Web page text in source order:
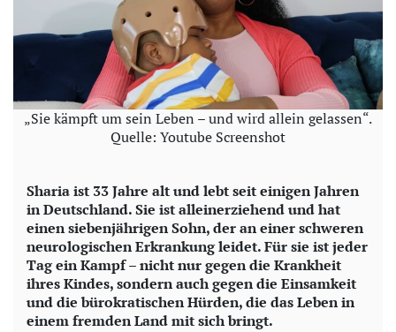
„Sie kämpft um sein Leben – und wird allein gelassen“.
Quelle: Youtube Screenshot
Sharia ist 33 Jahre alt und lebt seit einigen Jahren
in Deutschland. Sie ist alleinerziehend und hat
einen siebenjährigen Sohn, der an einer schweren
neurologischen Erkrankung leidet. Für sie ist jeder
Tag ein Kampf – nicht nur gegen die Krankheit
ihres Kindes, sondern auch gegen die Einsamkeit
und die bürokratischen Hürden, die das Leben in
einem fremden Land mit sich bringt.